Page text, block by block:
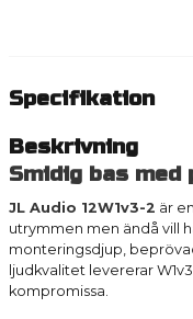
Beskrivning
Smidig bas med
JL Audio 12W1v3-2 är
utrymmen men ändå vill
monteringsdjup,
ljudkvalitet levererar
kompromissa.
Specifikation